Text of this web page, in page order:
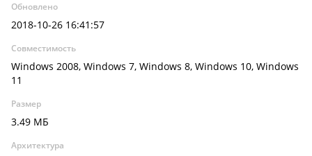
Обновлено
2018-10-26 16:41:57
Совместимость
Windows 2008, Windows 7, Windows 8, Windows 10, Windows
11
Размер
3.49 МБ
Архитектура